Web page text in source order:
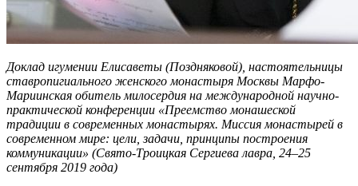
Доклад игумении Елисаветы (Поздняковой), настоятельницы
ставропигиального женского монастыря Москвы Марфо-
Мариинская обитель милосердия на международной научно-
практической конференции «Преемство монашеской
традиции в современных монастырях. Миссия монастырей в
современном мире: цели, задачи, принципы построения
коммуникации» (Свято-Троицкая Сергиева лавра, 24–25
сентября 2019 года)